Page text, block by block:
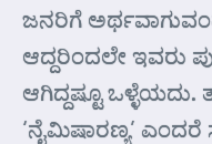
ಜನರಿಗೆ
ಆದ್ದರಿಂದಲೇ ಇವರು
ಆಗಿದ್ದಷ್ಟೂ
‘ನೈಮಿಷಾರಣ್ಯ’